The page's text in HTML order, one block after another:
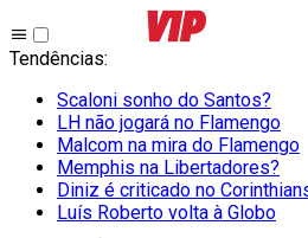
Tendências:
Scaloni sonho do Santos?
LH não jogará no Flamengo
Malcom na mira do Flamengo
Memphis na Libertadores?
Diniz é criticado no
Luís Roberto volta à Globo